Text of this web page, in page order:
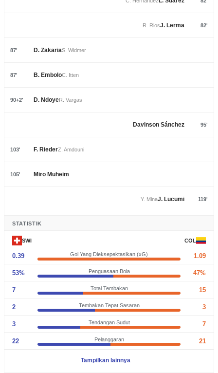
R. RiosJ. Lerma 82'
87' D. ZakariaS. Widmer
87' B. EmboloC. Itten
90+2' D. NdoyeR. Vargas
Davinson Sánchez 95'
103' F. RiederZ. Amdouni
105' Miro Muheim
Y. MinaJ. Lucumi 119'
STATISTIK
SWI COL
0.39 Gol Yang Dieksepektasikan (xG) 1.09
53% Penguasaan Bola 47%
7 Total Tembakan 15
2 Tembakan Tepat Sasaran 3
3 Tendangan Sudut 7
22 Pelanggaran 21
Tampilkan lainnya